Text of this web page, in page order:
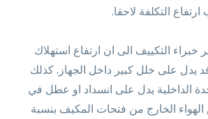
التكلفة لاحقا.
خبراء التكييف الى ان ارتفاع استهلاك
يدل على خلل كبير داخل الجهاز. كذلك
الداخلية يدل على انسداد او عطل في
الخارج من فتحات المكيف بنسبة